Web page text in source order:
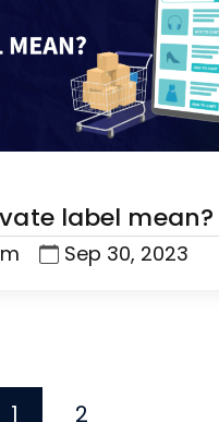
label mean?
Sep 30, 2023
1 2